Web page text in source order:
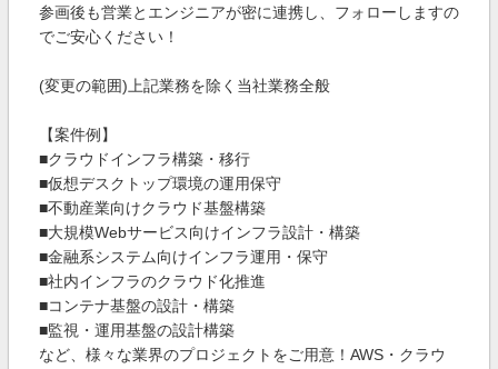
参画後も営業とエンジニアが密に連携し、フォローしますの
でご安心ください！
(変更の範囲)上記業務を除く当社業務全般
【案件例】
■クラウドインフラ構築・移⾏
■仮想デスクトップ環境の運⽤保守
■不動産業向けクラウド基盤構築
■大規模Webサービス向けインフラ設計・構築
■金融系システム向けインフラ運用・保守
■社内インフラのクラウド化推進
■コンテナ基盤の設計・構築
■監視・運用基盤の設計構築
など、様々な業界のプロジェクトをご用意！AWS・クラウ